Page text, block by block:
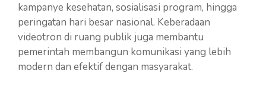
kampanye kesehatan, sosialisasi program, hingga
peringatan hari besar nasional. Keberadaan
videotron di ruang publik juga membantu
pemerintah membangun komunikasi yang lebih
modern dan efektif dengan masyarakat.